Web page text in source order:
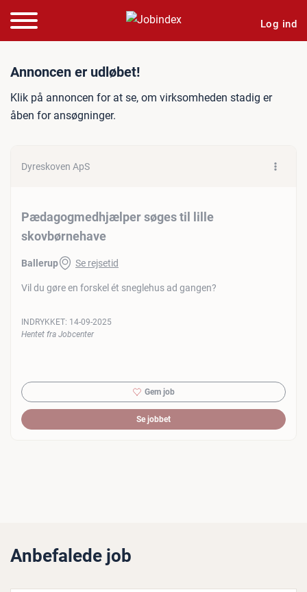
Log ind
Jobannonce:
Annoncen er udløbet!
Klik på annoncen for at se, om virksomheden stadig er
åben for ansøgninger.
Dyreskoven ApS
Pædagogmedhjælper søges til lille
skovbørnehave
Ballerup Se rejsetid
Vil du gøre en forskel ét sneglehus ad gangen?
INDRYKKET: 14-09-2025
Hentet fra Jobcenter
Gem job
Se jobbet
Anbefalede job